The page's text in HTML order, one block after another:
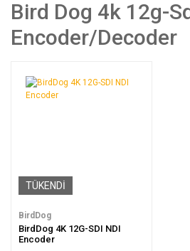
Bird Dog 4k 12g-
Encoder/decoder
TÜKENDİ
BirdDog
BirdDog 4K 12G-SDI NDI
Encoder